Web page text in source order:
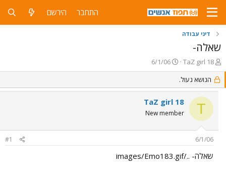
התחבר הירשם
דיני עבודה
שאלה-
פ
ו
ת
ח
נ
TaZ girl 18
פ
ו
ס
ם
ב
ת
ך
6/1/06
הנושא נעול.
T
TaZ girl 18
New member
6/1/06
#1
שאלה- ../images/Emo183.gif